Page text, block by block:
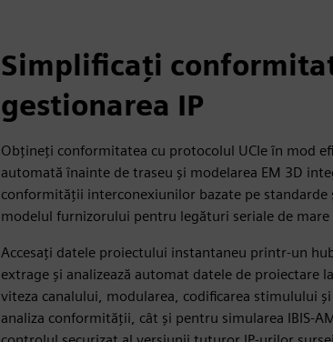
Simplificați
gestionarea IP
Obțineți conformitatea cu protocolul UCIe în mod
automată înainte de traseu și modelarea EM 3D
conformității interconexiunilor bazate pe standarde
modelul furnizorului pentru legături seriale de mare
Accesați datele proiectului instantaneu printr-un
extrage și analizează automat datele de proiectare
viteza canalului, modularea, codificarea stimulului
analiza conformității, cât și pentru simularea IBIS-